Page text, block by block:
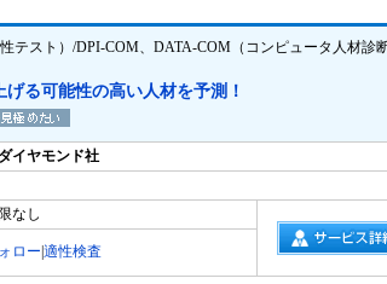
テスト）/DPI-COM、DATA-COM（コンピュータ人材診
る可能性の高い人材を予測！
イヤモンド社
なし
ロー 適性検査